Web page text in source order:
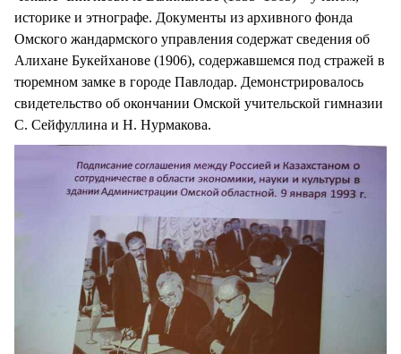
историке и этнографе. Документы из архивного фонда
Омского жандармского управления содержат сведения об
Алихане Букейханове (1906), содержавшемся под стражей в
тюремном замке в городе Павлодар. Демонстрировалось
свидетельство об окончании Омской учительской гимназии
С. Сейфуллина и Н. Нурмакова.